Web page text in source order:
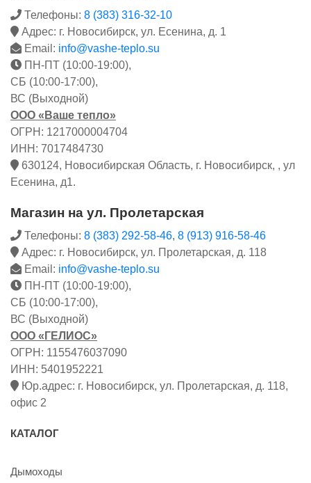
Телефоны: 8 (383) 316-32-10
Адрес: г. Новосибирск, ул. Есенина, д. 1
Email: info@vashe-teplo.su
ПН-ПТ (10:00-19:00),
СБ (10:00-17:00),
ВС (Выходной)
ООО «Ваше тепло»
ОГРН: 1217000004704
ИНН: 7017484730
630124, Новосибирская Область, г. Новосибирск, , ул
Есенина, д1.
Магазин на ул. Пролетарская
Телефоны: 8 (383) 292-58-46, 8 (913) 916-58-46
Адрес: г. Новосибирск, ул. Пролетарская, д. 118
Email: info@vashe-teplo.su
ПН-ПТ (10:00-19:00),
СБ (10:00-17:00),
ВС (Выходной)
ООО «ГЕЛИОС»
ОГРН: 1155476037090
ИНН: 5401952221
Юр.адрес: г. Новосибирск, ул. Пролетарская, д. 118,
офис 2
КАТАЛОГ
Дымоходы